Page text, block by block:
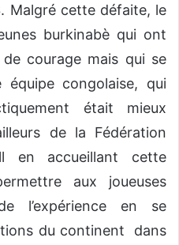
Malgré cette défaite, le
burkinabè qui ont
courage mais qui se
congolaise, qui
était mieux
de la Fédération
en accueillant cette
aux joueuses
l’expérience en se
du continent dans